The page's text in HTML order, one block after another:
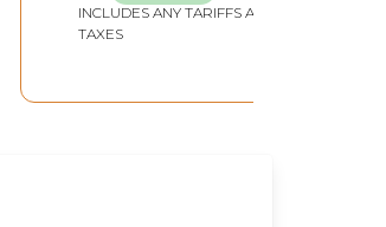
INCLUDES ANY TARIFFS AND
TAXES